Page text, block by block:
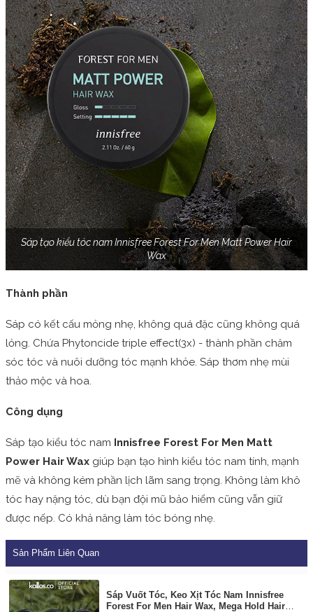
Sáp tạo kiểu tóc nam Innisfree Forest For Men Matt Power Hair
Wax
Thành phần
Sáp có kết cấu mỏng nhẹ, không quá đặc cũng không quá
lỏng. Chứa Phytoncide triple effect(3x) - thành phần chăm
sóc tóc và nuôi dưỡng tóc mạnh khỏe. Sáp thơm nhẹ mùi
thảo mộc và hoa.
Công dụng
Sáp tạo kiểu tóc nam Innisfree Forest For Men Matt
Power Hair Wax giúp bạn tạo hình kiểu tóc nam tính, mạnh
mẽ và không kém phần lịch lãm sang trọng. Không làm khô
tóc hay nặng tóc, dù bạn đội mũ bảo hiểm cũng vẫn giữ
được nếp. Có khả năng làm tóc bóng nhẹ.
Sản Phẩm Liên Quan
Sáp Vuốt Tóc, Keo Xịt Tóc Nam Innisfree
Forest For Men Hair Wax, Mega Hold Hair